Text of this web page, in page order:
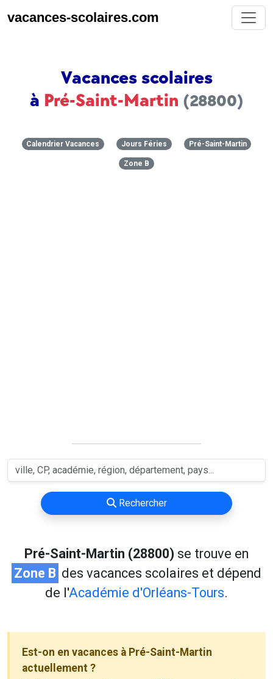
vacances-scolaires.com
Vacances scolaires
à Pré-Saint-Martin (28800)
Calendrier Vacances Jours Féries Pré-Saint-Martin
Zone B
Rechercher
Pré-Saint-Martin (28800) se trouve en
Zone B des vacances scolaires et dépend
de l'Académie d'Orléans-Tours.
Est-on en vacances à Pré-Saint-Martin
actuellement ?